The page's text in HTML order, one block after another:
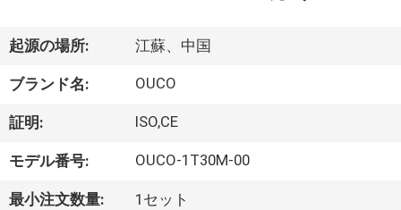
品
ビ
デ
オ
起源の場所: 江蘇、中国
ブランド名: OUCO
証明: ISO,CE
モデル番号: OUCO-1T30M-00
最小注文数量: 1セット